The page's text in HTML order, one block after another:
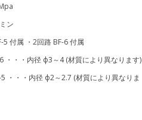
ン
属 ・2回路 BF-6 付属
・内径 ф3～4 (材質により異なります)
ф2～2.7 (材質により異なりま